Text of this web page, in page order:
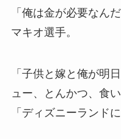
「俺は金が必要なん
マキオ選手。
「子供と嫁と俺が明
ュー、とんかつ、食
「ディズニーランド